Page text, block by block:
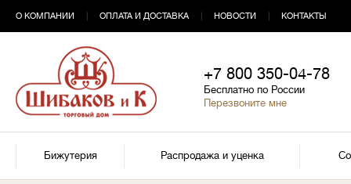
О КОМПАНИИ ОПЛАТА И ДОСТАВКА НОВОСТИ КОНТАКТЫ
+7 800 350-04-78
Бесплатно по России
Перезвоните мне
Бижутерия Распродажа и уценка